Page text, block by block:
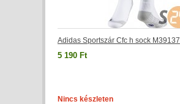
Adidas Sportszár Cfc h sock M39137
5 190 Ft
Nincs készleten